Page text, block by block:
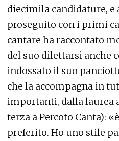
diecimila candidature, e
proseguito con i primi
cantare ha raccontato
del suo dilettarsi anche
indossato il suo
che la accompagna in
importanti, dalla laurea
terza a Percoto Canta):
preferito. Ho uno stile